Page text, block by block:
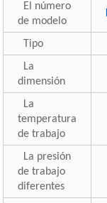
El número
de modelo
Tipo
La
dimensión
La
temperatura
de trabajo
La presión
de trabajo
diferentes